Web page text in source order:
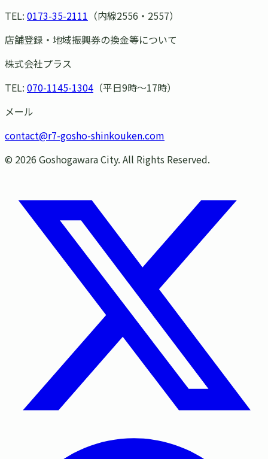
TEL: 0173-35-2111 （内線2556・2557）
店舗登録・地域振興券の換金等について
株式会社プラス
TEL: 070-1145-1304 （平日9時〜17時）
メール
contact@r7-gosho-shinkouken.com
© 2026 Goshogawara City. All Rights Reserved.